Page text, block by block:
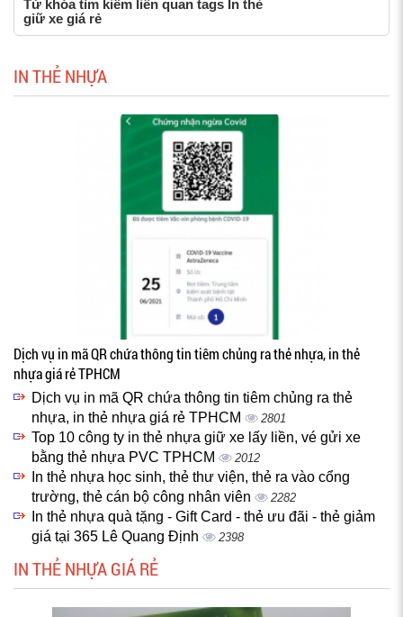
Từ khóa tìm kiếm liên quan tags In thẻ
giữ xe giá rẻ
IN THẺ NHỰA
Dịch vụ in mã QR chứa thông tin tiêm chủng ra thẻ nhựa, in thẻ
nhựa giá rẻ TPHCM
Dịch vụ in mã QR chứa thông tin tiêm chủng ra thẻ
nhựa, in thẻ nhựa giá rẻ TPHCM
2801
Top 10 công ty in thẻ nhựa giữ xe lấy liền, vé gửi xe
bằng thẻ nhựa PVC TPHCM
2012
In thẻ nhựa học sinh, thẻ thư viện, thẻ ra vào cổng
trường, thẻ cán bộ công nhân viên
2282
In thẻ nhựa quà tặng - Gift Card - thẻ ưu đãi - thẻ giảm
giá tại 365 Lê Quang Định
2398
IN THẺ NHỰA GIÁ RẺ